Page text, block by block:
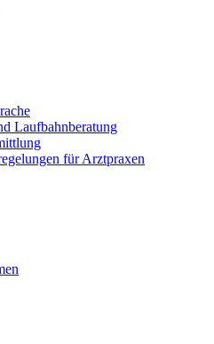
Laufbahnberatung
für Arztpraxen